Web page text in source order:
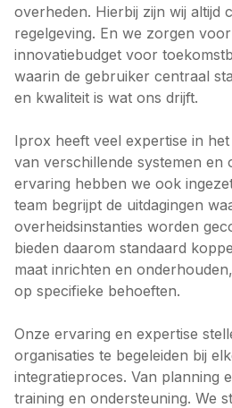
overheden. Hierbij zijn wij altijd
regelgeving. En we zorgen
innovatiebudget voor
waarin de gebruiker centraal
en kwaliteit is wat ons drijft.
Iprox heeft veel expertise in
van verschillende systemen en
ervaring hebben we ook
team begrijpt de uitdagingen
overheidsinstanties worden
bieden daarom standaard
maat inrichten en
op specifieke behoeften.
Onze ervaring en expertise
organisaties te begeleiden bij
integratieproces. Van planning
training en ondersteuning. We